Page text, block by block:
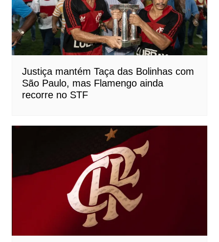
Justiça mantém Taça das Bolinhas com
São Paulo, mas Flamengo ainda
recorre no STF